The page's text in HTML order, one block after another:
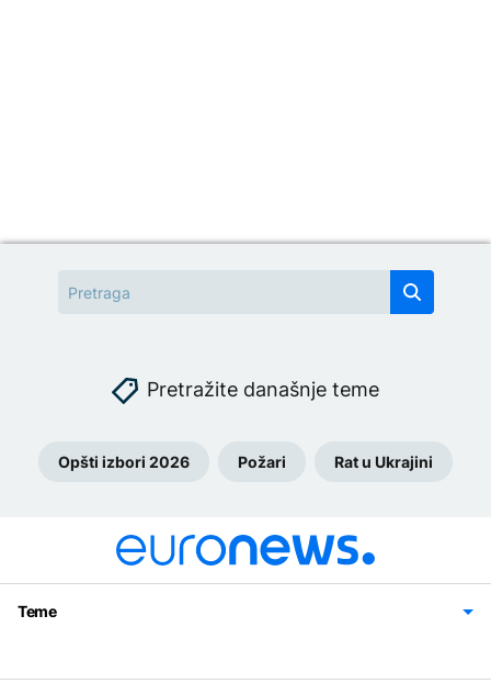
Pretražite današnje teme
Opšti izbori 2026 Požari Rat u Ukrajini
Teme